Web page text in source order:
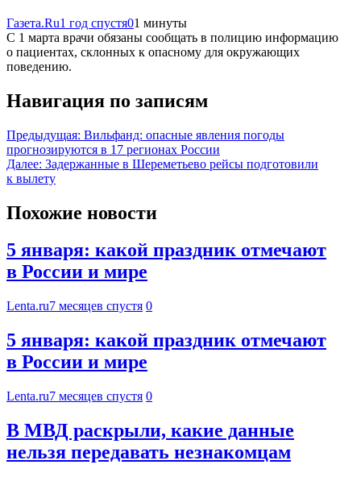
Газета.Ru1 год спустя01 минуты
С 1 марта врачи обязаны сообщать в полицию информацию
о пациентах, склонных к опасному для окружающих
поведению.
Навигация по записям
Предыдущая: Вильфанд: опасные явления погоды
прогнозируются в 17 регионах России
Далее: Задержанные в Шереметьево рейсы подготовили
к вылету
Похожие новости
5 января: какой праздник отмечают
в России и мире
Lenta.ru7 месяцев спустя 0
5 января: какой праздник отмечают
в России и мире
Lenta.ru7 месяцев спустя 0
В МВД раскрыли, какие данные
нельзя передавать незнакомцам